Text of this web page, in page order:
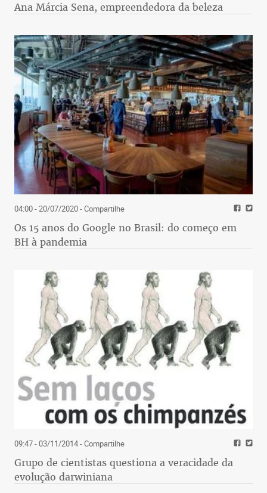
Ana Márcia Sena, empreendedora da beleza
04:00 - 20/07/2020- Compartilhe
Os 15 anos do Google no Brasil: do começo em
BH à pandemia
09:47 - 03/11/2014- Compartilhe
Grupo de cientistas questiona a veracidade da
evolução darwiniana